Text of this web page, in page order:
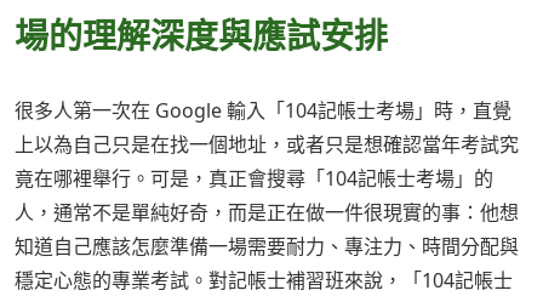
場的理解深度與應試安排
很多人第一次在 Google 輸入「104記帳士考場」時，直覺
上以為自己只是在找一個地址，或者只是想確認當年考試究
竟在哪裡舉行。可是，真正會搜尋「104記帳士考場」的
人，通常不是單純好奇，而是正在做一件很現實的事：他想
知道自己應該怎麼準備一場需要耐力、專注力、時間分配與
穩定心態的專業考試。對記帳士補習班來說，「104記帳士